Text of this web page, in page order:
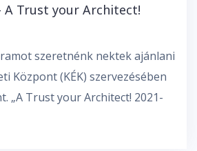
A Trust your Architect!
szeretnénk nektek ajánlani
Központ (KÉK) szervezésében
„A Trust your Architect! 2021-